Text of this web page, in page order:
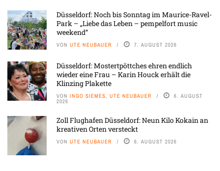
Düsseldorf: Noch bis Sonntag im Maurice-Ravel-
Park – „Liebe das Leben – pempelfort music
weekend“
VON UTE NEUBAUER 7. AUGUST 2026
Düsseldorf: Mostertpöttches ehren endlich
wieder eine Frau – Karin Houck erhält die
Klinzing Plakette
VON INGO SIEMES, UTE NEUBAUER 6. AUGUST
2026
Zoll Flughafen Düsseldorf: Neun Kilo Kokain an
kreativen Orten versteckt
VON UTE NEUBAUER 6. AUGUST 2026